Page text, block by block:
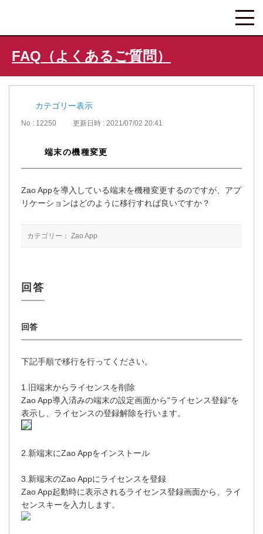
FAQ（よくあるご質問）
カテゴリー表示
No : 12250 更新日時 : 2021/07/02 20:41
端末の機種変更
Zao Appを導入している端末を機種変更するのですが、アプ
リケーションはどのように移行すれば良いですか？
カテゴリー： Zao App
下記手順で移行を行ってください。
1.旧端末からライセンスを削除
Zao App導入済みの端末の設定画面から"ライセンス登録"を
表示し、ライセンスの登録解除を行います。
2.新端末にZao Appをインストール
3.新端末のZao Appにライセンスを登録
Zao App起動時に表示されるライセンス登録画面から、ライ
センスキーを入力します。